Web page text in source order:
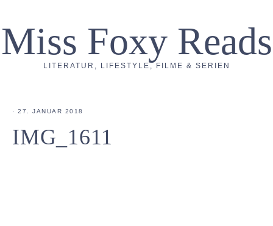
Miss Foxy Reads
LITERATUR, LIFESTYLE, FILME & SERIEN
· 27. JANUAR 2018
IMG_1611